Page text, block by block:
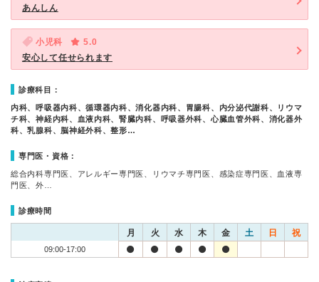
あんしん
小児科
5.0
安心して任せられます
診療科目：
内科、呼吸器内科、循環器内科、消化器内科、胃腸科、内分泌代謝科、リウマ
チ科、神経内科、血液内科、腎臓内科、呼吸器外科、心臓血管外科、消化器外
科、乳腺科、脳神経外科、整形…
専門医・資格：
総合内科専門医、アレルギー専門医、リウマチ専門医、感染症専門医、血液専
門医、外…
診療時間
月 火 水 木 金 土 日 祝
09:00-17:00